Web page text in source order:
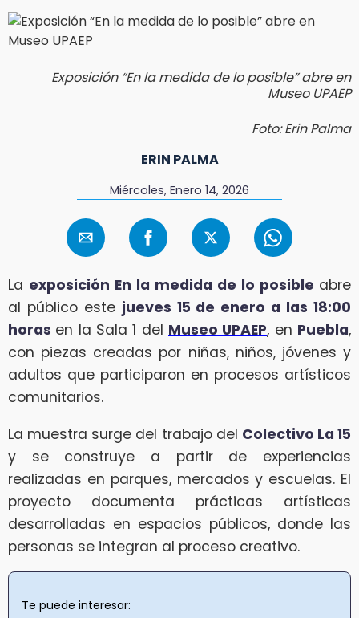
Exposición “En la medida de lo posible” abre en
Museo UPAEP
Foto: Erin Palma
ERIN PALMA
Miércoles, Enero 14, 2026
La exposición En la medida de lo posible abre
al público este jueves 15 de enero a las 18:00
horas en la Sala 1 del Museo UPAEP, en Puebla,
con piezas creadas por niñas, niños, jóvenes y
adultos que participaron en procesos artísticos
comunitarios.
La muestra surge del trabajo del Colectivo La 15
y se construye a partir de experiencias
realizadas en parques, mercados y escuelas. El
proyecto documenta prácticas artísticas
desarrolladas en espacios públicos, donde las
personas se integran al proceso creativo.
Te puede interesar: